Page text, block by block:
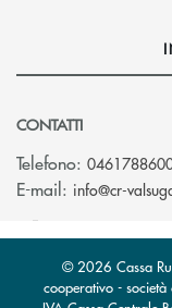
CONTATTI
Telefono:
E-mail: info@cr-
© 2026 Cassa
cooperativo -